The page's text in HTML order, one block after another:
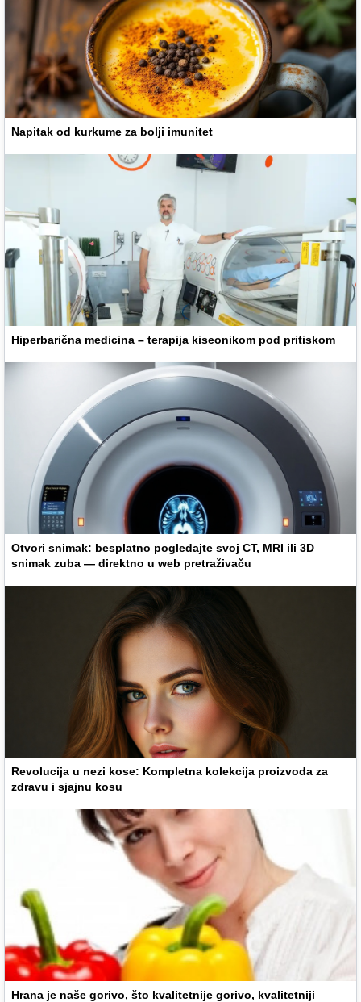
Napitak od kurkume za bolji imunitet
Hiperbarična medicina – terapija kiseonikom pod pritiskom
Otvori snimak: besplatno pogledajte svoj CT, MRI ili 3D
snimak zuba — direktno u web pretraživaču
Revolucija u nezi kose: Kompletna kolekcija proizvoda za
zdravu i sjajnu kosu
Hrana je naše gorivo, što kvalitetnije gorivo, kvalitetniji